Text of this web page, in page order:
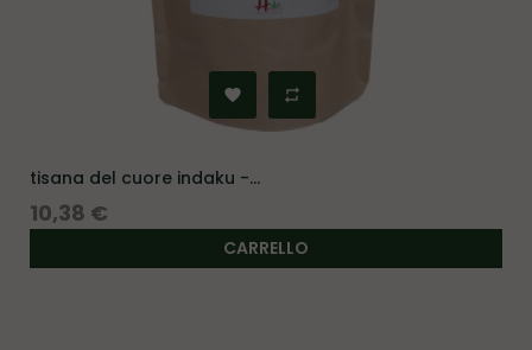
tisana del cuore indaku -...
Prezzo
10,38 €
CARRELLO